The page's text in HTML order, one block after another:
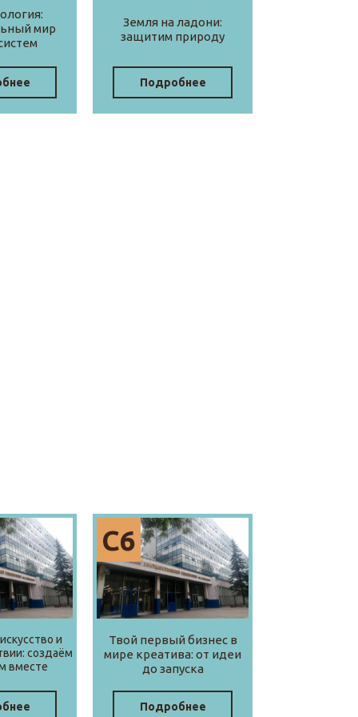
мир
Земля на ладони:
защитим природу
Подробнее
и
создаём
вместе
Твой первый бизнес в
мире креатива: от идеи
до запуска
Подробнее
С6